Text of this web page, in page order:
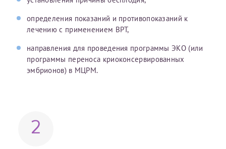
определения показаний и противопоказаний к
лечению с применением ВРТ,
направления для проведения программы ЭКО (или
программы переноса криоконсервированных
эмбрионов) в МЦРМ.
2
Отправить документы
Принимаю условияСоглашения на обработку
Записаться на прием
Отчество*
Дата рождения*
Для предоставления в налоговые органы Российской